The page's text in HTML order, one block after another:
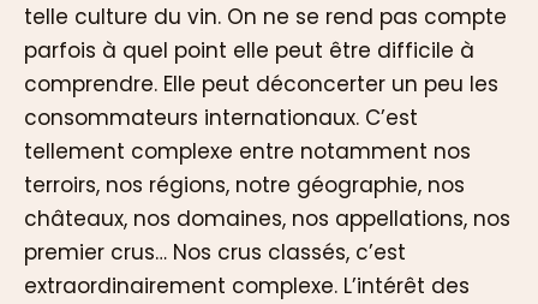
telle culture du vin. On ne se rend pas compte
parfois à quel point elle peut être difficile à
comprendre. Elle peut déconcerter un peu les
consommateurs internationaux. C’est
tellement complexe entre notamment nos
terroirs, nos régions, notre géographie, nos
châteaux, nos domaines, nos appellations, nos
premier crus… Nos crus classés, c’est
extraordinairement complexe. L’intérêt des